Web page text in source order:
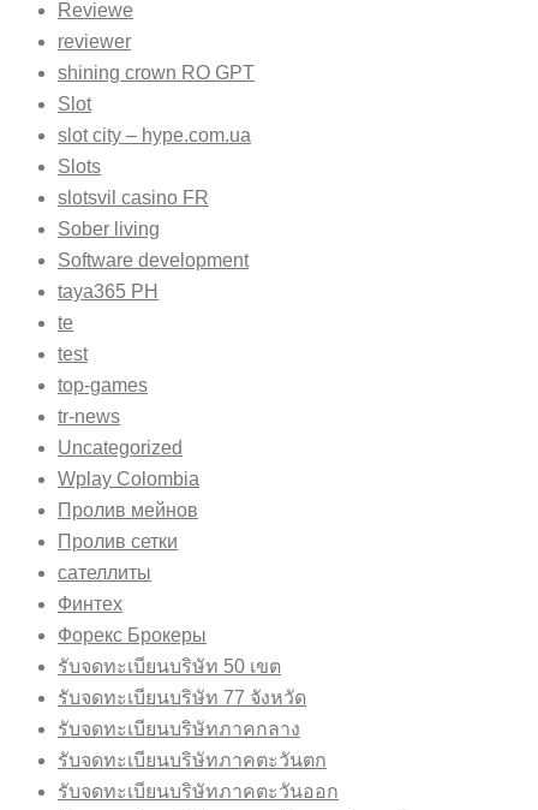
Reviewe
reviewer
shining crown RO GPT
Slot
slot city – hype.com.ua
Slots
slotsvil casino FR
Sober living
Software development
taya365 PH
te
test
top-games
tr-news
Uncategorized
Wplay Colombia
Пролив мейнов
Пролив сетки
сателлиты
Финтех
Форекс Брокеры
รับจดทะเบียนบริษัท 50 เขต
รับจดทะเบียนบริษัท 77 จังหวัด
รับจดทะเบียนบริษัทภาคกลาง
รับจดทะเบียนบริษัทภาคตะวันตก
รับจดทะเบียนบริษัทภาคตะวันออก